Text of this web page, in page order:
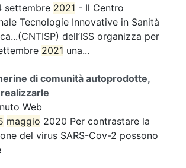
settembre 2021 - Il Centro
Tecnologie Innovative in Sanità
dell’ISS organizza per
2021 una...
di comunità autoprodotte,
Web
maggio 2020 Per contrastare la
del virus SARS-Cov-2 possono